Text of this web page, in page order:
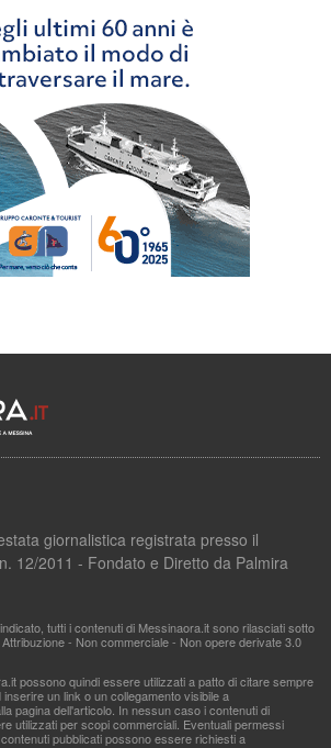
giornalistica registrata presso il
12/2011 - Fondato e Diretto da Palmira
tutti i contenuti di Messinaora.it sono rilasciati sotto
- Non commerciale - Non opere derivate 3.0
possono quindi essere utilizzati a patto di citare sempre
un link o un collegamento visibile a
pagina dell'articolo. In nessun caso i contenuti di
utilizzati per scopi commerciali. Eventuali permessi
pubblicati possono essere richiesti a